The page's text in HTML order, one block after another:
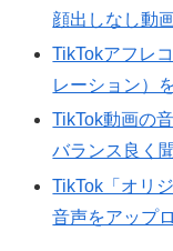
顔出しなし動
TikTokアフレ
レーション）
TikTok動画の
バランス良く
TikTok「オリ
音声をアップ